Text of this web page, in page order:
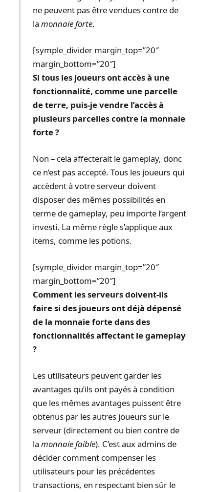
ne peuvent pas être vendues contre de
lamonnaie forte.
[symple_divider margin_top=”20″
margin_bottom=”20″]
Si tous les joueurs ont accès à une
fonctionnalité, comme une parcelle
de terre, puis-je vendre l’accès à
plusieurs parcelles contre la monnaie
forte ?
Non – cela affecterait le gameplay, donc
ce n’est pas accepté. Tous les joueurs qui
accèdent à votre serveur doivent
disposer des mêmes possibilités en
terme de gameplay, peu importe l’argent
investi. La même règle s’applique aux
items, comme les potions.
[symple_divider margin_top=”20″
margin_bottom=”20″]
Comment les serveurs doivent-ils
faire si des joueurs ont déjà dépensé
de la monnaie forte dans des
fonctionnalités affectant le gameplay
?
Les utilisateurs peuvent garder les
avantages qu’ils ont payés à condition
que les mêmes avantages puissent être
obtenus par les autres joueurs sur le
serveur (directement ou bien contre de
lamonnaie faible). C’est aux admins de
décider comment compenser les
utilisateurs pour les précédentes
transactions, en respectant bien sûr le